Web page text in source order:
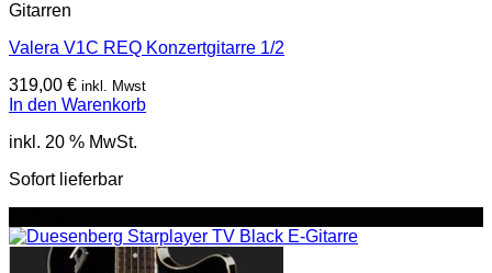
Gitarren
Valera V1C REQ Konzertgitarre 1/2
319,00 € inkl. Mwst
In den Warenkorb
inkl. 20 % MwSt.
Sofort lieferbar